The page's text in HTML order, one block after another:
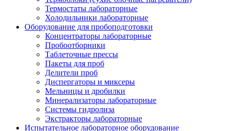
Термостаты лабораторные
Холодильники лабораторные
Оборудование для пробоподготовки
Концентраторы лабораторные
Пробоотборники
Таблеточные прессы
Пакеты для проб
Делители проб
Диспергаторы и миксеры
Мельницы и дробилки
Минерализаторы лабораторные
Системы гидролиза
Экстракторы лабораторные
Испытательное лабораторное оборудование